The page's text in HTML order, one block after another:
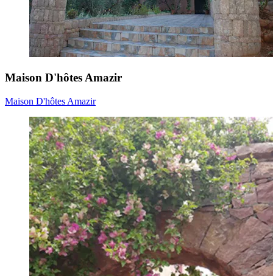
Maison D'hôtes Amazir
Maison D'hôtes Amazir